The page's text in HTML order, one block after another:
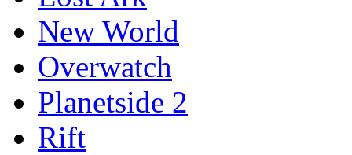
New World
Overwatch
Planetside 2
Rift